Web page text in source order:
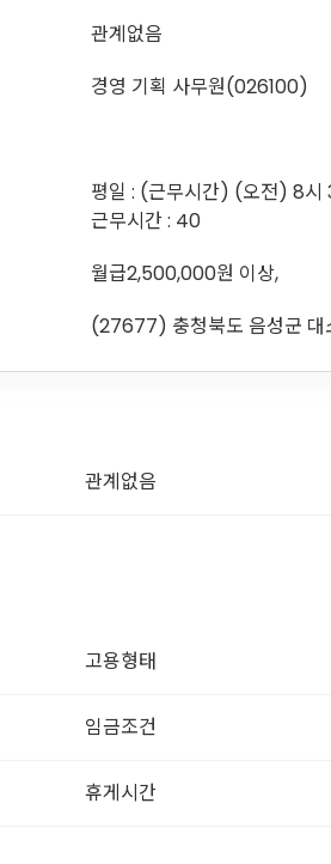
관계없음
경영 기획 사무원(026100)
평일 : (근무시간) (오전) 8시
근무시간 : 40
월급2,500,000원 이상,
(27677) 충청북도 음성군
관계없음
고용형태
임금조건
휴게시간